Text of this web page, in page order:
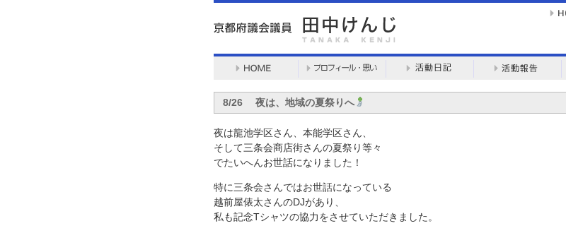
8/26 夜は、地域の夏祭りへ
夜は龍池学区さん、本能学区さん、
そして三条会商店街さんの夏祭り等々
でたいへんお世話になりました！
特に三条会さんではお世話になっている
越前屋俵太さんのDJがあり、
私も記念Tシャツの協力をさせていただきました。